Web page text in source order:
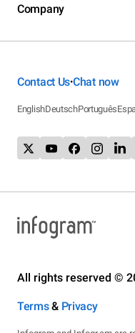
Company
Contact Us•Chat now
EnglishDeutschPortuguês
All rights reserved ©
Terms& Privacy